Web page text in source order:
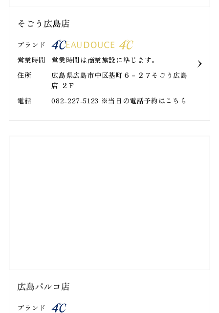
そごう広島店
ブランド
営業時間
営業時間は商業施設に準じます。
住所
広島県広島市中区基町６－２７そごう広島
店 ２Ｆ
電話
082-227-5123 ※当日の電話予約はこちら
広島パルコ店
ブランド